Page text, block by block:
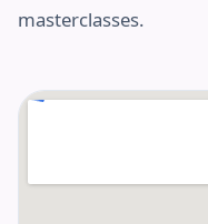
masterclasses.